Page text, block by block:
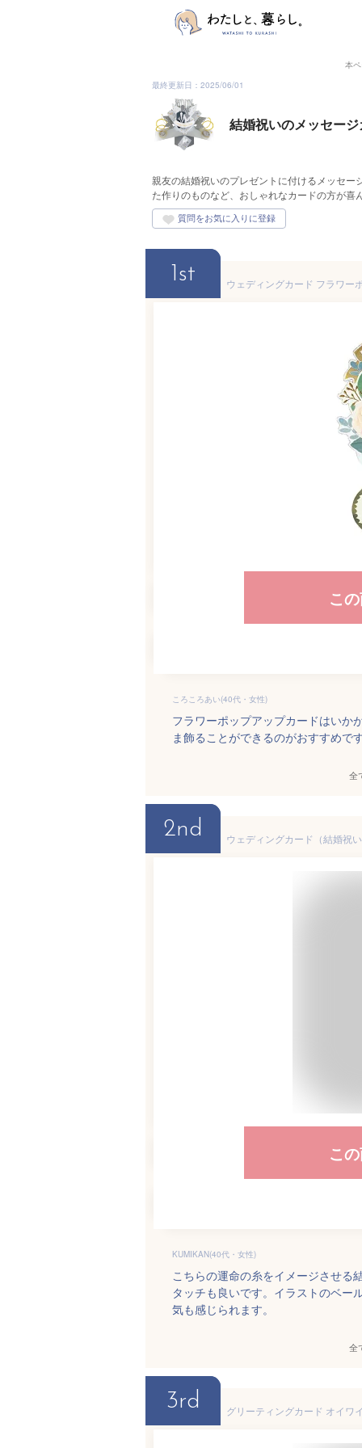
本
最終更新日：2025/06/01
結婚祝いのメッセー
親友の結婚祝いのプレゼントに付けるメッセ
た作りのものなど、おしゃれなカードの方が
1st
こ
ころころあい(40代・女性)
フラワーポップアップカードはいか
ま飾ることができるのがおすすめで
全
2nd
こ
KUMIKAN(40代・女性)
こちらの運命の糸をイメージさせる
タッチも良いです。イラストのベー
気も感じられます。
全
3rd